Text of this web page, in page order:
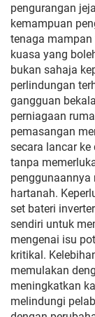
pengurangan
kemampuan
tenaga mampan
kuasa yang
bukan sahaja
perlindungan
gangguan
perniagaan
pemasangan
secara lancar
tanpa
hartanah.
set bateri
sendiri untuk
mengenai isu
kritikal.
memulakan
meningkatkan
melindungi